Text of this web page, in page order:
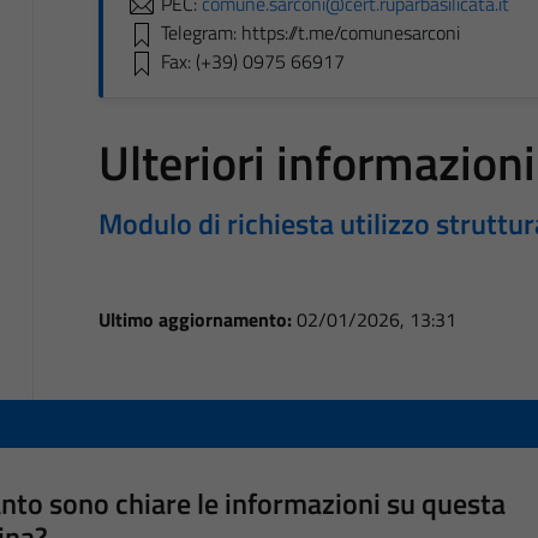
Telegram: https://t.me/comunesarconi
Fax: (+39) 0975 66917
Ulteriori informazioni
Modulo di richiesta utilizzo
Ultimo aggiornamento: 02/01/2026, 13:31
sono chiare le informazioni su questa